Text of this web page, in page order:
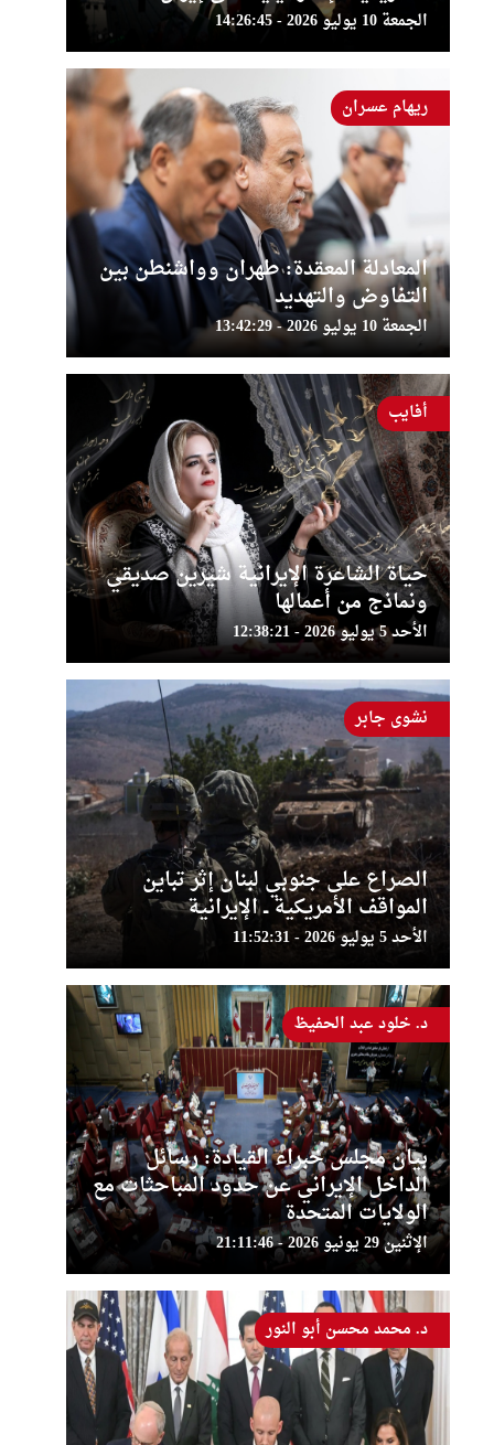
الجمعة 10 يوليو 2026 - 14:26:45
المعادلة المعقدة: طهران وواشنطن بين
التفاوض والتهديد
الجمعة 10 يوليو 2026 - 13:42:29
ريهام عسران
حياة الشاعرة الإيرانية شيرين صديقي
ونماذج من أعمالها
الأحد 5 يوليو 2026 - 12:38:21
أفايب
الصراع على جنوبي لبنان إثر تباين
المواقف الأمريكية ــ الإيرانية
الأحد 5 يوليو 2026 - 11:52:31
نشوى جابر
بيان مجلس خبراء القيادة: رسائل
الداخل الإيراني عن حدود المباحثات مع
الولايات المتحدة
الإثنين 29 يونيو 2026 - 21:11:46
د. خلود عبد الحفيظ
د. محمد محسن أبو النور